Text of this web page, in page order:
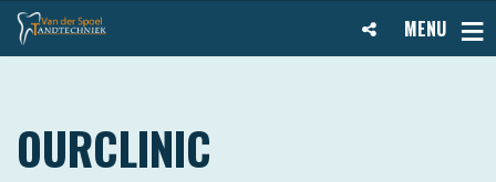
MENU
OURCLINIC